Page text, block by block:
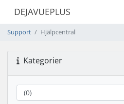
DEJAVUEPLUS
Support Hjälpcentral
Kategorier